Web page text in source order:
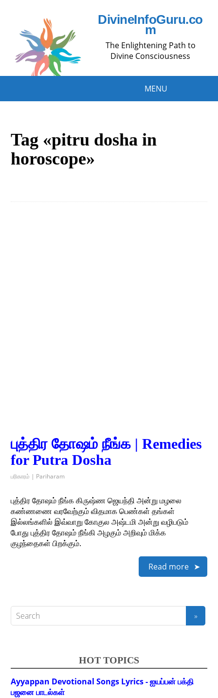
DivineInfoGuru.co
m
The Enlightening Path to
Divine Consciousness
MENU
Tag «pitru dosha in
horoscope»
புத்திர தோஷம் நீங்க | Remedies
for Putra Dosha
பரிகாரம் | Pariharam
புத்திர தோஷம் நீங்க கிருஷ்ண ஜெயந்தி அன்று மழலை
கண்ணணை வரவேற்கும் விதமாக பெண்கள் தங்கள்
இல்லங்களில் இவ்வாறு கோகுல அஷ்டமி அன்று வழிபடும்
போது புத்திர தோஷம் நீங்கி அழகும் அறிவும் மிக்க
குழந்தைகள் பிறக்கும்.
Read more
HOT TOPICS
Ayyappan Devotional Songs Lyrics - ஐயப்பன் பக்தி
பஜனை பாடல்கள்